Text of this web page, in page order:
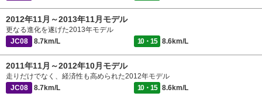
2012年11月～2013年11月モデル
更なる進化を遂げた2013年モデル
JC08
8.7km/L 10・15 8.6km/L
2011年11月～2012年10月モデル
走りだけでなく、経済性も高められた2012年モデル
JC08
8.7km/L 10・15 8.6km/L